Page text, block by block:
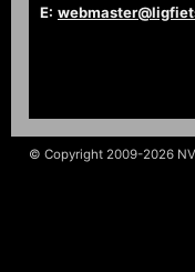
E:
© Copyright 2009-2026